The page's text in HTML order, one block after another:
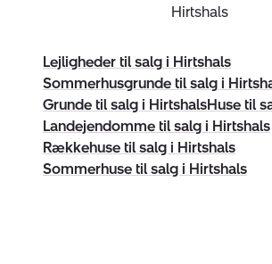
Hirtshals
Lejligheder til salg i Hirtshals
Sommerhusgrunde til salg i
Grunde til salg i HirtshalsHuse til
Landejendomme til salg i Hirtshals
Rækkehuse til salg i Hirtshals
Sommerhuse til salg i Hirtshals